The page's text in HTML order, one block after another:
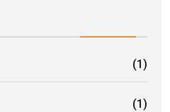
(1)
(1)